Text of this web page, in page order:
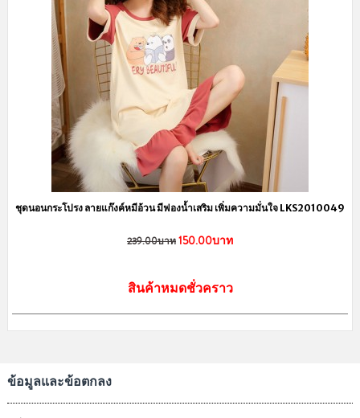
ชุดนอนกระโปรง ลายแก๊งค์หมีอ้วน มีฟองน้ำเสริม เพิ่มความมั่นใจ LKS2010049
239.00บาท150.00บาท
สินค้าหมดชั่วคราว
ข้อมูลและข้อตกลง